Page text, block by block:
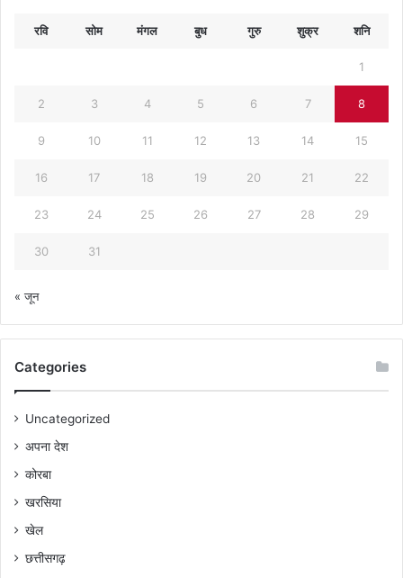
रवि सोम मंगल बुध गुरु शुक्र शनि
1
2 3 4 5 6 7 8
9 10 11 12 13 14 15
16 17 18 19 20 21 22
23 24 25 26 27 28 29
30 31
« जून
Categories
Uncategorized
अपना देश
कोरबा
खरसिया
खेल
छत्तीसगढ़